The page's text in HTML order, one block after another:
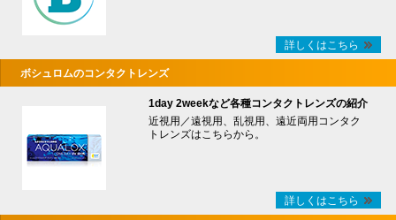
詳しくはこちら
ボシュロムのコンタクトレンズ
1day 2weekなど各種コンタクトレンズの紹介
近視用／遠視用、乱視用、遠近両用コンタク
トレンズはこちらから。
詳しくはこちら